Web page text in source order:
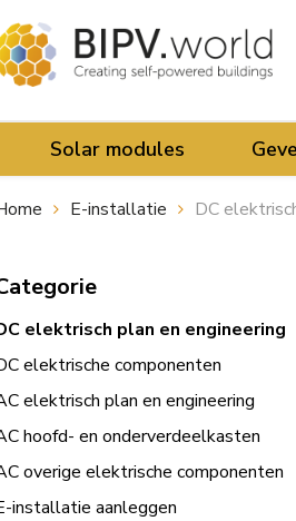
Solar modules
E-installatie DC
elektrisch plan en engineering
elektrische componenten
elektrisch plan en engineering
hoofd- en onderverdeelkasten
overige elektrische componenten
installatie aanleggen